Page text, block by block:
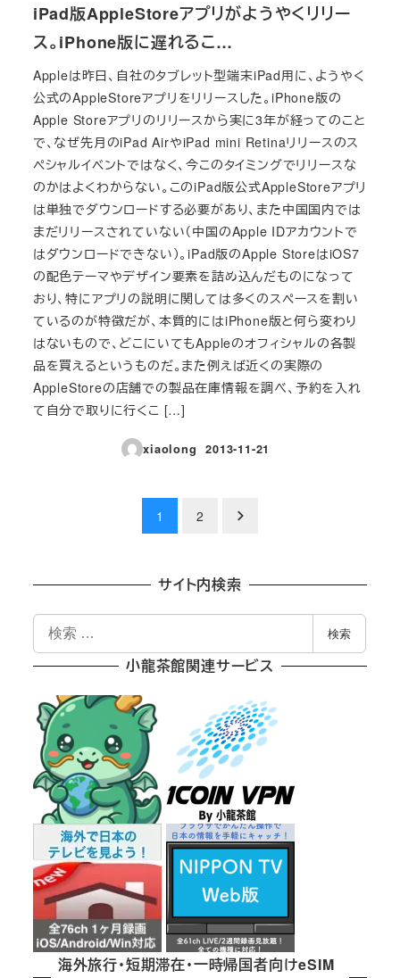
iPad版AppleStoreアプリがようやくリリー
ス。iPhone版に遅れるこ…
Appleは昨日、自社のタブレット型端末iPad用に、ようやく
公式のAppleStoreアプリをリリースした。iPhone版の
Apple Storeアプリのリリースから実に3年が経ってのこと
で、なぜ先月のiPad AirやiPad mini Retinaリリースのス
ペシャルイベントではなく、今このタイミングでリリースな
のかはよくわからない。このiPad版公式AppleStoreアプリ
は単独でダウンロードする必要があり、また中国国内では
まだリリースされていない（中国のApple IDアカウントで
はダウンロードできない）。iPad版のApple StoreはiOS7
の配色テーマやデザイン要素を詰め込んだものになって
おり、特にアプリの説明に関しては多くのスペースを割い
ているのが特徴だが、本質的にはiPhone版と何ら変わり
はないもので、どこにいてもAppleのオフィシャルの各製
品を買えるというものだ。また例えば近くの実際の
AppleStoreの店舗での製品在庫情報を調べ、予約を入れ
て自分で取りに行くこ […]
xiaolong
投稿日
2013-11-21
の
ペ
ー
ジ
送
り
1 2
サイト内検索
索
検索
小龍茶館関連サービス
海外旅行・短期滞在・一時帰国者向けeSIM